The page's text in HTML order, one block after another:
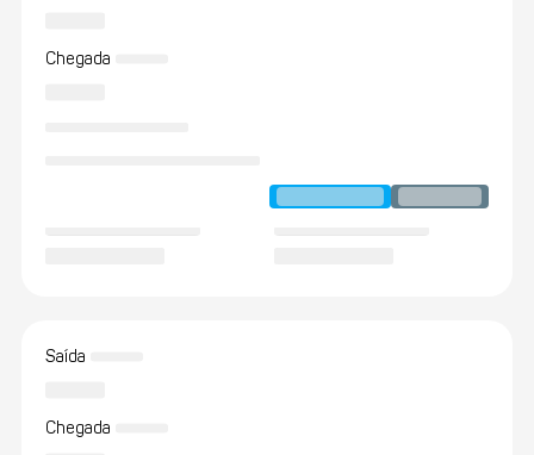
Chegada
Saída
Chegada